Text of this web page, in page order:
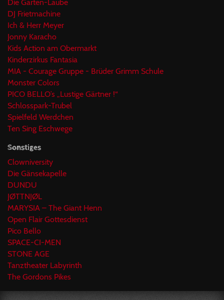
Die Garten-Laube
DJ Frietmachine
Ich & Herr Meyer
Jonny Karacho
Kids Action am Obermarkt
Kinderzirkus Fantasia
MIA - Courage Gruppe - Brüder Grimm Schule
Monster Colors
PICO BELLO’s „Lustige Gärtner !“
Schlosspark-Trubel
Spielfeld Werdchen
Ten Sing Eschwege
Sonstiges
Clowniversity
Die Gänsekapelle
DUNDU
JØTTNJØL
MARYSIA – The Giant Henn
Open Flair Gottesdienst
Pico Bello
SPACE-CI-MEN
STONE AGE
Tanztheater Labyrinth
The Gordons Pikes